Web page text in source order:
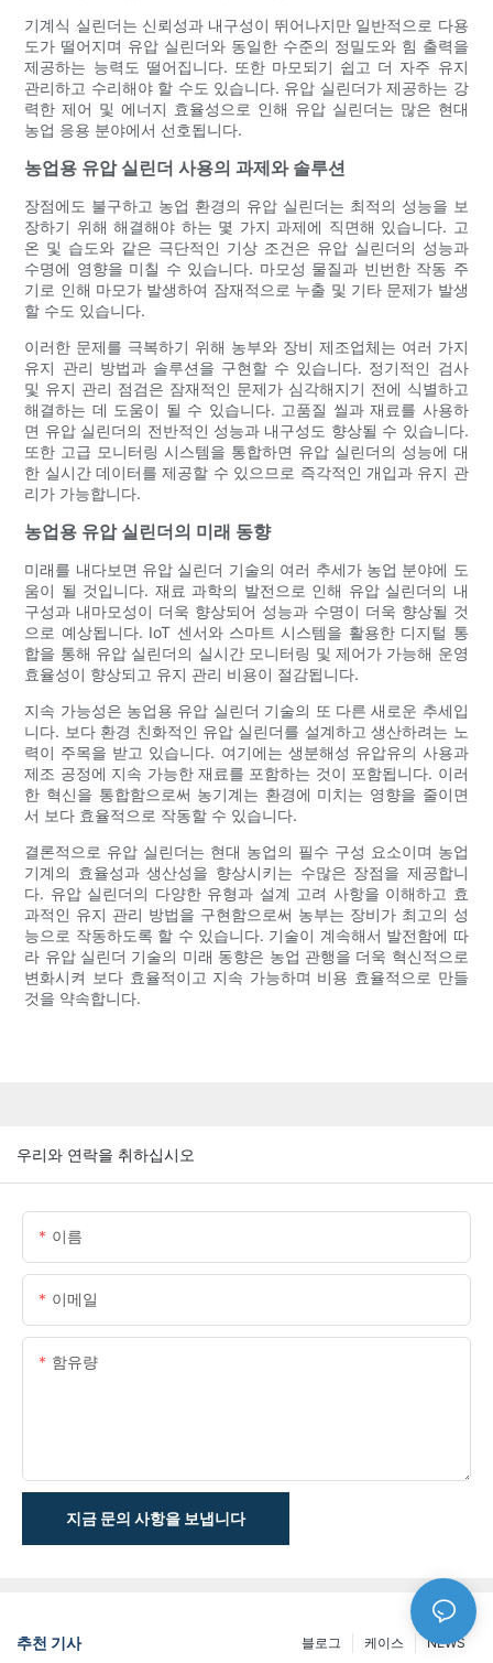
기계식 실린더는 신뢰성과 내구성이 뛰어나지만 일반적으로 다용
도가 떨어지며 유압 실린더와 동일한 수준의 정밀도와 힘 출력을
제공하는 능력도 떨어집니다. 또한 마모되기 쉽고 더 자주 유지
관리하고 수리해야 할 수도 있습니다. 유압 실린더가 제공하는 강
력한 제어 및 에너지 효율성으로 인해 유압 실린더는 많은 현대
농업 응용 분야에서 선호됩니다.
농업용 유압 실린더 사용의 과제와 솔루션
장점에도 불구하고 농업 환경의 유압 실린더는 최적의 성능을 보
장하기 위해 해결해야 하는 몇 가지 과제에 직면해 있습니다. 고
온 및 습도와 같은 극단적인 기상 조건은 유압 실린더의 성능과
수명에 영향을 미칠 수 있습니다. 마모성 물질과 빈번한 작동 주
기로 인해 마모가 발생하여 잠재적으로 누출 및 기타 문제가 발생
할 수도 있습니다.
이러한 문제를 극복하기 위해 농부와 장비 제조업체는 여러 가지
유지 관리 방법과 솔루션을 구현할 수 있습니다. 정기적인 검사
및 유지 관리 점검은 잠재적인 문제가 심각해지기 전에 식별하고
해결하는 데 도움이 될 수 있습니다. 고품질 씰과 재료를 사용하
면 유압 실린더의 전반적인 성능과 내구성도 향상될 수 있습니다.
또한 고급 모니터링 시스템을 통합하면 유압 실린더의 성능에 대
한 실시간 데이터를 제공할 수 있으므로 즉각적인 개입과 유지 관
리가 가능합니다.
농업용 유압 실린더의 미래 동향
미래를 내다보면 유압 실린더 기술의 여러 추세가 농업 분야에 도
움이 될 것입니다. 재료 과학의 발전으로 인해 유압 실린더의 내
구성과 내마모성이 더욱 향상되어 성능과 수명이 더욱 향상될 것
으로 예상됩니다. IoT 센서와 스마트 시스템을 활용한 디지털 통
합을 통해 유압 실린더의 실시간 모니터링 및 제어가 가능해 운영
효율성이 향상되고 유지 관리 비용이 절감됩니다.
지속 가능성은 농업용 유압 실린더 기술의 또 다른 새로운 추세입
니다. 보다 환경 친화적인 유압 실린더를 설계하고 생산하려는 노
력이 주목을 받고 있습니다. 여기에는 생분해성 유압유의 사용과
제조 공정에 지속 가능한 재료를 포함하는 것이 포함됩니다. 이러
한 혁신을 통합함으로써 농기계는 환경에 미치는 영향을 줄이면
서 보다 효율적으로 작동할 수 있습니다.
결론적으로 유압 실린더는 현대 농업의 필수 구성 요소이며 농업
기계의 효율성과 생산성을 향상시키는 수많은 장점을 제공합니
다. 유압 실린더의 다양한 유형과 설계 고려 사항을 이해하고 효
과적인 유지 관리 방법을 구현함으로써 농부는 장비가 최고의 성
능으로 작동하도록 할 수 있습니다. 기술이 계속해서 발전함에 따
라 유압 실린더 기술의 미래 동향은 농업 관행을 더욱 혁신적으로
변화시켜 보다 효율적이고 지속 가능하며 비용 효율적으로 만들
것을 약속합니다.
우리와 연락을 취하십시오
이름
이메일
함유량
지금 문의 사항을 보냅니다
추천 기사 NEWS
케이스
블로그